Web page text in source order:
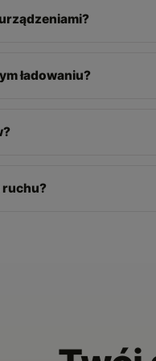
ładowaniu?
ruchu?